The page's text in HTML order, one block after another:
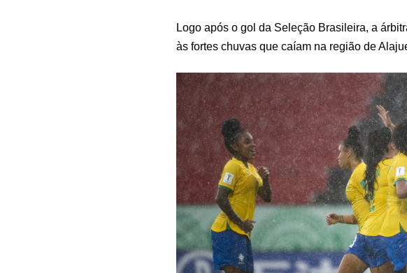
Logo após o gol da Seleção Brasileira, a
às fortes chuvas que caíam na região de